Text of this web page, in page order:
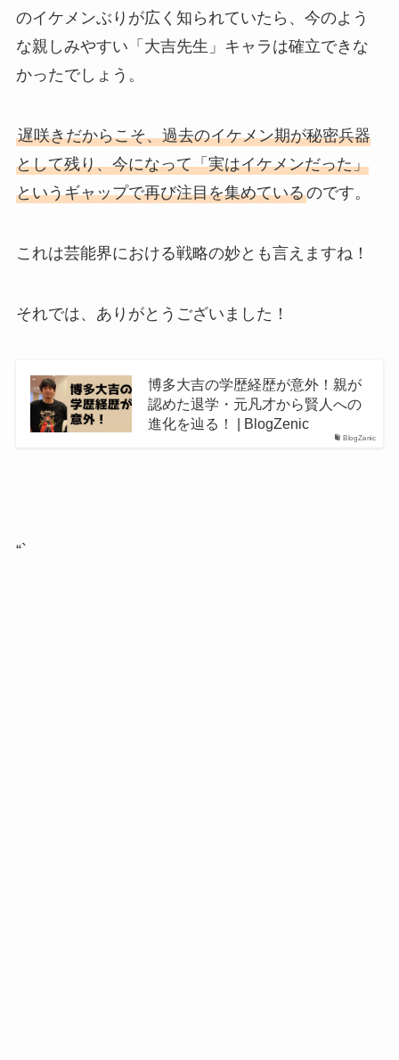
のイケメンぶりが広く知られていたら、今のよう
な親しみやすい「大吉先生」キャラは確立できな
かったでしょう。
遅咲きだからこそ、過去のイケメン期が秘密兵器
として残り、今になって「実はイケメンだった」
というギャップで再び注目を集めているのです。
これは芸能界における戦略の妙とも言えますね！
それでは、ありがとうございました！
BlogZenic
博多大吉の学歴経歴が意外！親が
認めた退学・元凡才から賢人への
進化を辿る！ | BlogZenic
“`